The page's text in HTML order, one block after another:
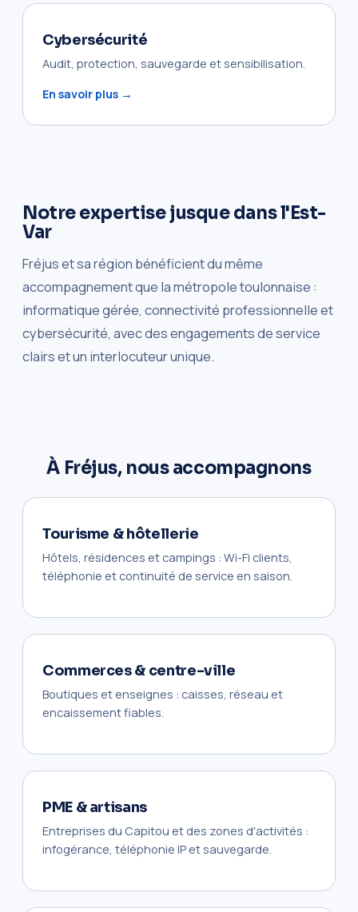
Cybersécurité
Audit, protection, sauvegarde et sensibilisation.
En savoir plus →
Notre expertise jusque dans l'Est-
Var
Fréjus et sa région bénéficient du même
accompagnement que la métropole toulonnaise :
informatique gérée, connectivité professionnelle et
cybersécurité, avec des engagements de service
clairs et un interlocuteur unique.
À Fréjus, nous accompagnons
Tourisme & hôtellerie
Hôtels, résidences et campings : Wi-Fi clients,
téléphonie et continuité de service en saison.
Commerces & centre-ville
Boutiques et enseignes : caisses, réseau et
encaissement fiables.
PME & artisans
Entreprises du Capitou et des zones d'activités :
infogérance, téléphonie IP et sauvegarde.